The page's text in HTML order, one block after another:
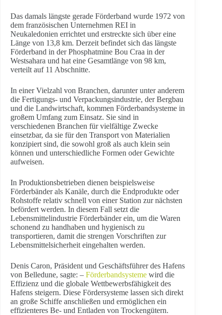
Das damals längste gerade Förderband wurde 1972 von
dem französischen Unternehmen REI in
Neukaledonien errichtet und erstreckte sich über eine
Länge von 13,8 km. Derzeit befindet sich das längste
Förderband in der Phosphatmine Bou Craa in der
Westsahara und hat eine Gesamtlänge von 98 km,
verteilt auf 11 Abschnitte.
In einer Vielzahl von Branchen, darunter unter anderem
die Fertigungs- und Verpackungsindustrie, der Bergbau
und die Landwirtschaft, kommen Förderbandsysteme in
großem Umfang zum Einsatz. Sie sind in
verschiedenen Branchen für vielfältige Zwecke
einsetzbar, da sie für den Transport von Materialien
konzipiert sind, die sowohl groß als auch klein sein
können und unterschiedliche Formen oder Gewichte
aufweisen.
In Produktionsbetrieben dienen beispielsweise
Förderbänder als Kanäle, durch die Endprodukte oder
Rohstoffe relativ schnell von einer Station zur nächsten
befördert werden. In diesem Fall setzt die
Lebensmittelindustrie Förderbänder ein, um die Waren
schonend zu handhaben und hygienisch zu
transportieren, damit die strengen Vorschriften zur
Lebensmittelsicherheit eingehalten werden.
Denis Caron, Präsident und Geschäftsführer des Hafens
von Belledune, sagte: – Förderbandsysteme wird die
Effizienz und die globale Wettbewerbsfähigkeit des
Hafens steigern. Diese Fördersysteme lassen sich direkt
an große Schiffe anschließen und ermöglichen ein
effizienteres Be- und Entladen von Trockengütern.